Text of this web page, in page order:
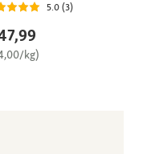
5.0 (3)
kg)